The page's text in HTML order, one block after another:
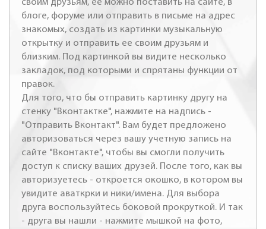
своим друзьям, ее можно поставить на сайте, в
блоге, форуме или отправить в письме на адрес
знакомых, создать из картинки музыкальную
открытку и отправить ее своим друзьям и
близким. Под картинкой вы видите несколько
закладок, под которыми и спрятаны функции от
правок.
Для того, что бы отправить картинку другу на
стенку "Вконтактке", нажмите на надпись -
"Отправить Вконтакт". Вам будет предложено
авторизоваться через вашу учетную запись на
сайте "Вконтакте", чтобы вы смогли получить
доступ к списку ваших друзей. После того, как вы
авторизуетесь - откроется окошко, в котором вы
увидите аваткрки и ники/имена. Для выбора
друга воспользуйтесь боковой прокруткой. И так
- друга вы нашли - нажмите мышкой на фото,